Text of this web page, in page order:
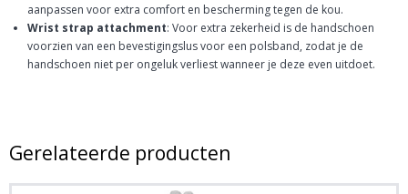
aanpassen voor extra comfort en bescherming tegen de kou.
Wrist strap attachment: Voor extra zekerheid is de handschoen
voorzien van een bevestigingslus voor een polsband, zodat je de
handschoen niet per ongeluk verliest wanneer je deze even uitdoet.
Gerelateerde producten